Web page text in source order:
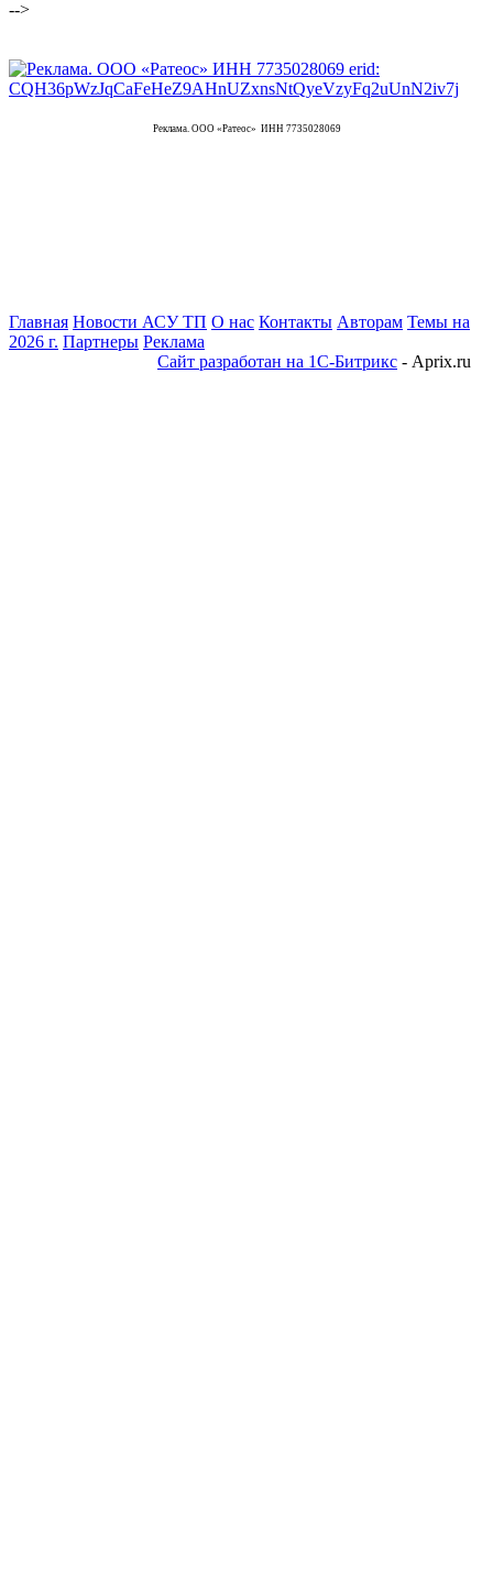
-->
Реклама. ООО «Ратеос» ИНН 7735028069
Главная Новости АСУ ТП О нас Контакты Авторам Темы на
2026 г. Партнеры Реклама
Сайт разработан на 1С-Битрикс - Aprix.ru